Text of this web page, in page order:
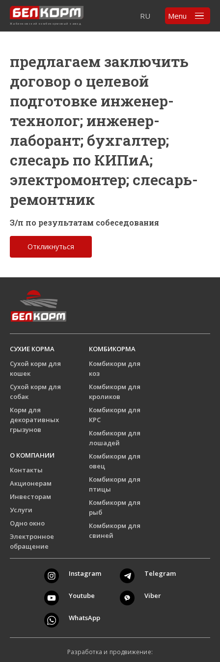
Жабинковский комбикормовый завод
RU Menu
предлагаем заключить
договор о целевой
подготовке инженер-
технолог; инженер-
лаборант; бухгалтер;
слесарь по КИПиА;
электромонтер; слесарь-
ремонтник
З/п по результатам собеседования
Откликнуться
СУХИЕ КОРМА
Сухой корм для
кошек
Сухой корм для
собак
Корм для
декоративных
грызунов
КОМБИКОРМА
Комбикорм для
коз
Комбикорм для
кроликов
Комбикорм для
КРС
Комбикорм для
лошадей
Комбикорм для
овец
Комбикорм для
птицы
Комбикорм для
рыб
Комбикорм для
свиней
О КОМПАНИИ
Контакты
Акционерам
Инвесторам
Услуги
Одно окно
Электронное
обращение
Instagram Telegram
Youtube Viber
WhatsApp
Разработка и продвижение: